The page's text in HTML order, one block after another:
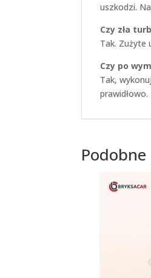
uszkodzi.
Czy zła
Tak. Zużyte
Czy po
Tak,
prawidłowo.